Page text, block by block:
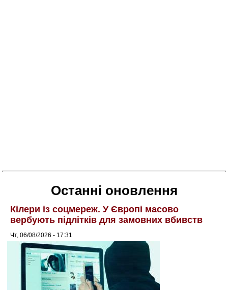
Останні оновлення
Кілери із соцмереж. У Європі масово
вербують підлітків для замовних вбивств
Чт, 06/08/2026 - 17:31